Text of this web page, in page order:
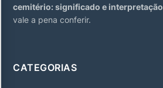
cemitério: significado e interpretação
vale a pena conferir.
CATEGORIAS